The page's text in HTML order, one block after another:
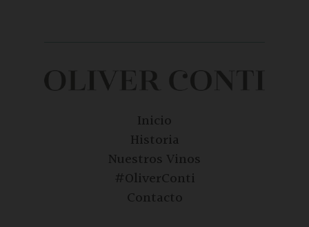
Inicio
Historia
Nuestros Vinos
#OliverConti
Contacto